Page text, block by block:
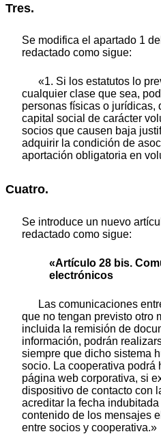
Tres.
Se modifica el apartado 1
redactado como sigue:
«1. Si los estatutos lo
cualquier clase que sea,
personas físicas o jurídicas,
capital social de carácter
socios que causen baja
adquirir la condición de
aportación obligatoria en
Cuatro.
Se introduce un nuevo
redactado como sigue:
«Artículo 28 bis.
electrónicos
Las comunicaciones
que no tengan previsto otro
incluida la remisión de
información, podrán
siempre que dicho sistema
socio. La cooperativa podrá
página web corporativa, si
dispositivo de contacto con
acreditar la fecha
contenido de los mensajes
entre socios y cooperativa.»